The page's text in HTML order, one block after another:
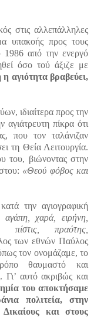
στις αλλεπάλληλες
υπακοής προς τους
1986 από την ενεργό
όσο τού άξιζε με
η αγιότητα βραβεύει,
ιδιαίτερα προς την
πίκρα ότι
που τον ταλάνιζαν
τη Θεία Λειτουργία.
του, βιώνοντας στην
«Θεού φόβος και
την αγιογραφική
χαρά, ειρήνη,
πίστις, πραότης,
των εθνών Παύλος
τον ονομάζαμε, το
θαυμαστό και
Γι’ αυτό ακριβώς και
του αποκτήσαμε
πολιτεία, στην
και στους